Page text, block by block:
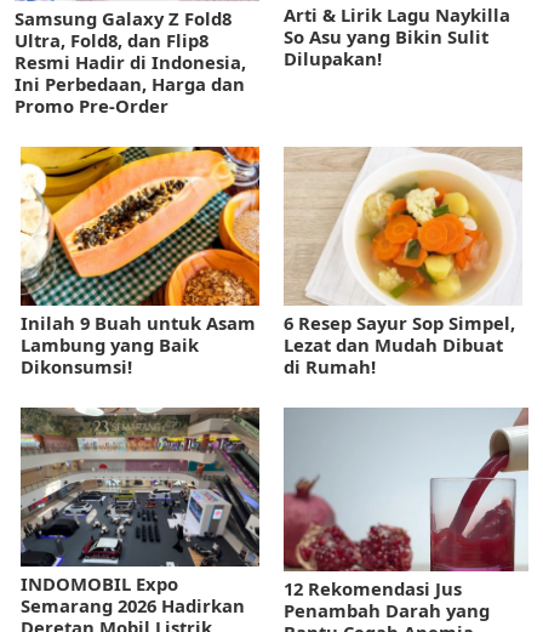
Samsung Galaxy Z Fold8
Ultra, Fold8, dan Flip8
Resmi Hadir di Indonesia,
Ini Perbedaan, Harga dan
Promo Pre-Order
Arti & Lirik Lagu Naykilla
So Asu yang Bikin Sulit
Dilupakan!
Inilah 9 Buah untuk Asam
Lambung yang Baik
Dikonsumsi!
6 Resep Sayur Sop Simpel,
Lezat dan Mudah Dibuat
di Rumah!
INDOMOBIL Expo
Semarang 2026 Hadirkan
12 Rekomendasi Jus
Penambah Darah yang